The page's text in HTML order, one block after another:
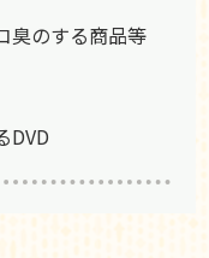
臭のする商品等
DVD